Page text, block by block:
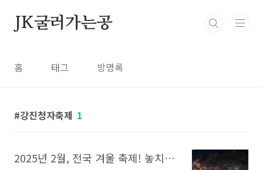
JK굴러가는공
홈 태그 방명록
강진청자축제 1
2025년 2월, 전국 겨울 축제! 놓치면 후회할 특별한 행사 모음